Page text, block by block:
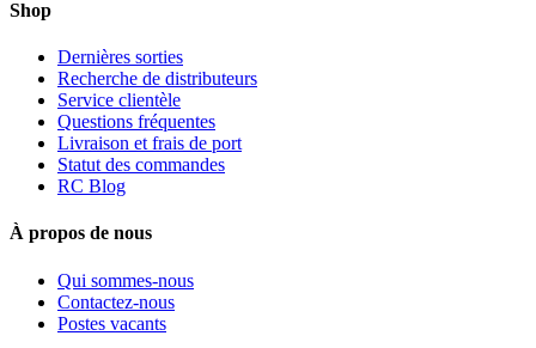
Shop
Dernières sorties
Recherche de distributeurs
Service clientèle
Questions fréquentes
Livraison et frais de port
Statut des commandes
RC Blog
À propos de nous
Qui sommes-nous
Contactez-nous
Postes vacants